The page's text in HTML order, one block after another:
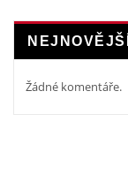
Žádné komentáře.